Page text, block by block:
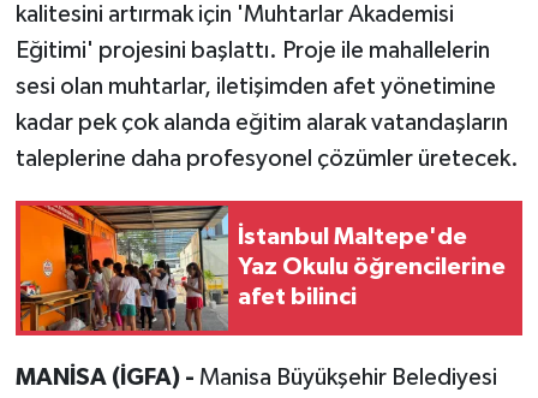
kalitesini artırmak için 'Muhtarlar Akademisi
Eğitimi' projesini başlattı. Proje ile mahallelerin
sesi olan muhtarlar, iletişimden afet yönetimine
kadar pek çok alanda eğitim alarak vatandaşların
taleplerine daha profesyonel çözümler üretecek.
İstanbul Maltepe'de
Yaz Okulu öğrencilerine
afet bilinci
MANİSA (İGFA) - Manisa Büyükşehir Belediyesi